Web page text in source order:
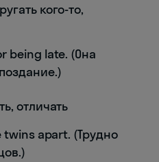
кого-то,
being late. (Она
отличать
apart. (Трудно